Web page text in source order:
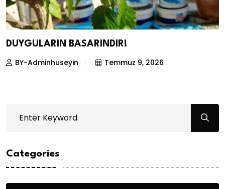
DUYGULARIN BASARINDIR!
BY-Adminhuseyin Temmuz 9, 2026
Categories